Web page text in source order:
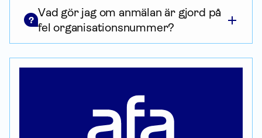
?
Vad gör jag om anmälan är gjord på
fel organisationsnummer?